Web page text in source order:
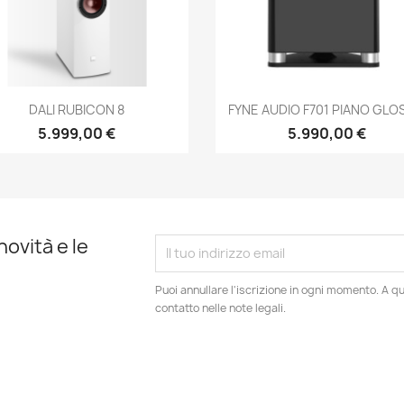
 Anteprima
DALI RUBICON 8
5.999,00 €
Anteprima
FYNE AUDIO F701 PIANO
5.990,00 €
e le
Puoi annullare l'iscrizione in ogni momento. A
contatto nelle note legali.